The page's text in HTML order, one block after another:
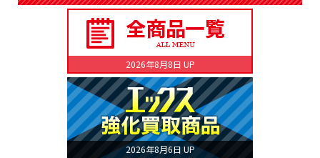
2026年8月8日 UP
2026年8月6日 UP